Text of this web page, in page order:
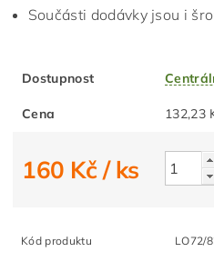
Součásti dodávky jsou i
Dostupnost
Cena
160 Kč/ ks
Kód produktu LO72/